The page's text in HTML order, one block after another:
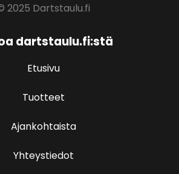
2025 Dartstaulu.fi
dartstaulu.fi:stä
Etusivu
Tuotteet
Ajankohtaista
Yhteystiedot